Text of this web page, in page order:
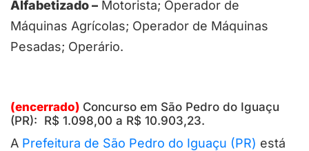
Alfabetizado – Motorista; Operador de
Máquinas Agrícolas; Operador de Máquinas
Pesadas; Operário.
(encerrado) Concurso em São Pedro do Iguaçu
(PR): R$ 1.098,00 a R$ 10.903,23.
A Prefeitura de São Pedro do Iguaçu (PR) está